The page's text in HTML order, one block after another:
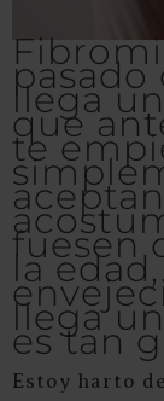
llega
que
te
fuesen
la
llega
es tan
Estoy harto